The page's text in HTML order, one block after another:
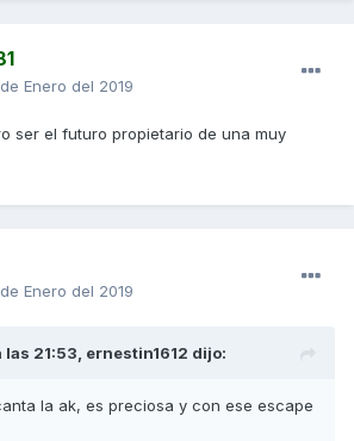
Enero del 2019
ser el futuro propietario de una muy
Enero del 2019
las 21:53, ernestin1612 dijo:
la ak, es preciosa y con ese escape